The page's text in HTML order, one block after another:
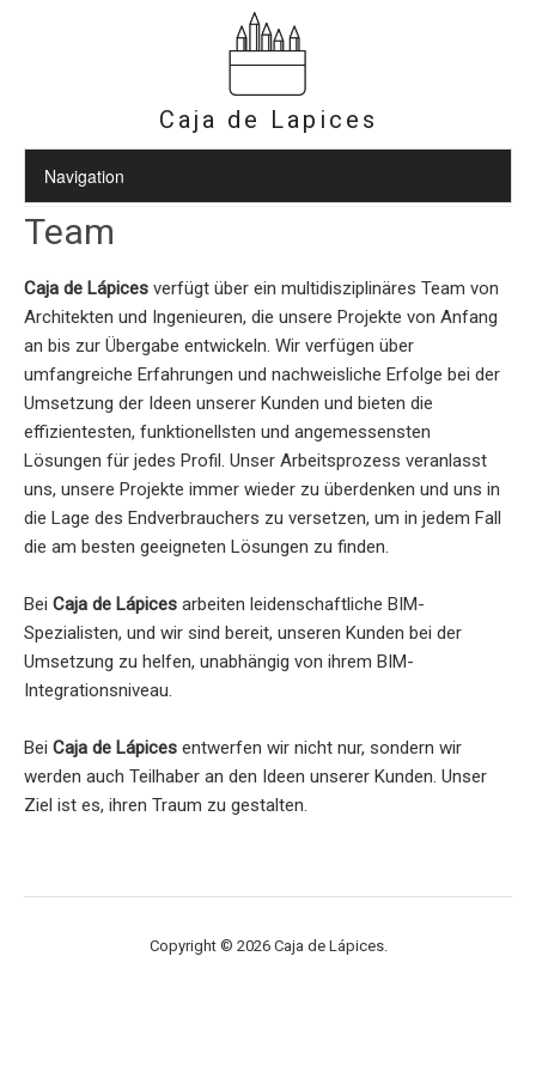
Caja de Lapices
Team
Caja de Lápices verfügt über ein multidisziplinäres Team von
Architekten und Ingenieuren, die unsere Projekte von Anfang
an bis zur Übergabe entwickeln. Wir verfügen über
umfangreiche Erfahrungen und nachweisliche Erfolge bei der
Umsetzung der Ideen unserer Kunden und bieten die
effizientesten, funktionellsten und angemessensten
Lösungen für jedes Profil. Unser Arbeitsprozess veranlasst
uns, unsere Projekte immer wieder zu überdenken und uns in
die Lage des Endverbrauchers zu versetzen, um in jedem Fall
die am besten geeigneten Lösungen zu finden.
Bei Caja de Lápices arbeiten leidenschaftliche BIM-
Spezialisten, und wir sind bereit, unseren Kunden bei der
Umsetzung zu helfen, unabhängig von ihrem BIM-
Integrationsniveau.
Bei Caja de Lápices entwerfen wir nicht nur, sondern wir
werden auch Teilhaber an den Ideen unserer Kunden. Unser
Ziel ist es, ihren Traum zu gestalten.
Copyright © 2026 Caja de Lápices.